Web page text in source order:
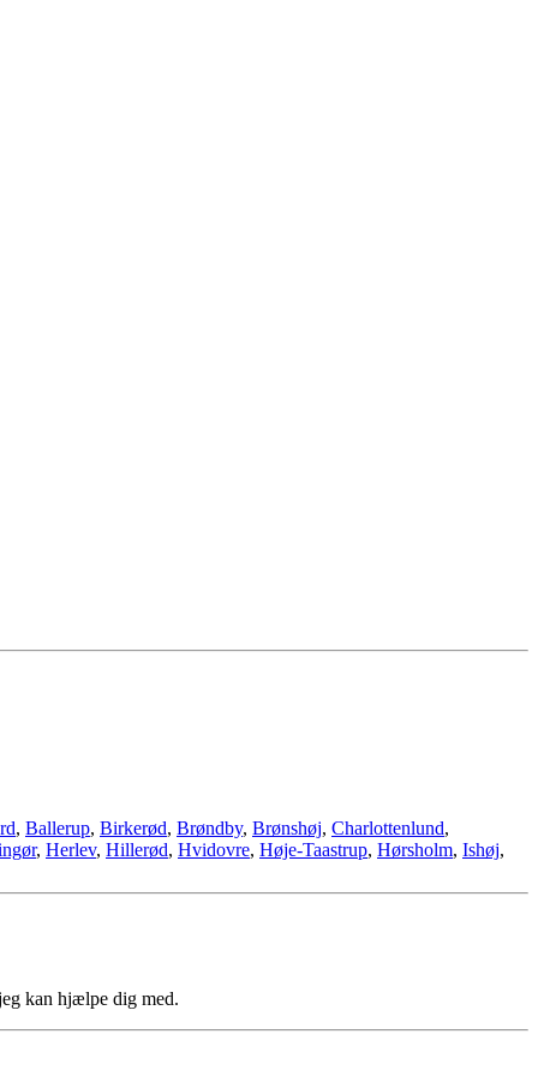
, Ballerup, Birkerød, Brøndby, Brønshøj, Charlottenlund,
, Herlev, Hillerød, Hvidovre, Høje-Taastrup, Hørsholm, Ishøj,
kan hjælpe dig med.